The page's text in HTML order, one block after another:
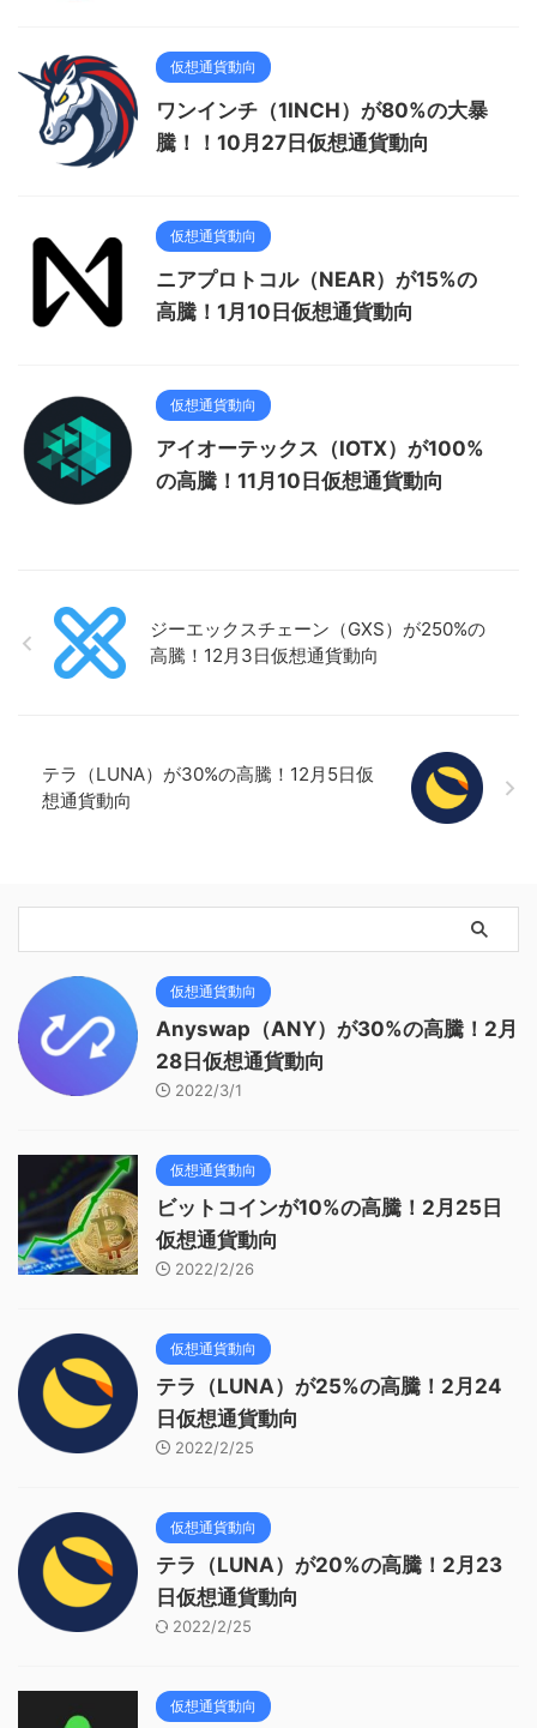
仮想通貨動向
ワンインチ（1INCH）が80%の大暴
騰！！10月27日仮想通貨動向
仮想通貨動向
ニアプロトコル（NEAR）が15%の
高騰！1月10日仮想通貨動向
仮想通貨動向
アイオーテックス（IOTX）が100%
の高騰！11月10日仮想通貨動向
ジーエックスチェーン（GXS）が250%の
高騰！12月3日仮想通貨動向
テラ（LUNA）が30%の高騰！12月5日仮
想通貨動向
仮想通貨動向
Anyswap（ANY）が30%の高騰！2月
28日仮想通貨動向
2022/3/1
仮想通貨動向
ビットコインが10%の高騰！2月25日
仮想通貨動向
2022/2/26
仮想通貨動向
テラ（LUNA）が25%の高騰！2月24
日仮想通貨動向
2022/2/25
仮想通貨動向
テラ（LUNA）が20%の高騰！2月23
日仮想通貨動向
2022/2/25
仮想通貨動向